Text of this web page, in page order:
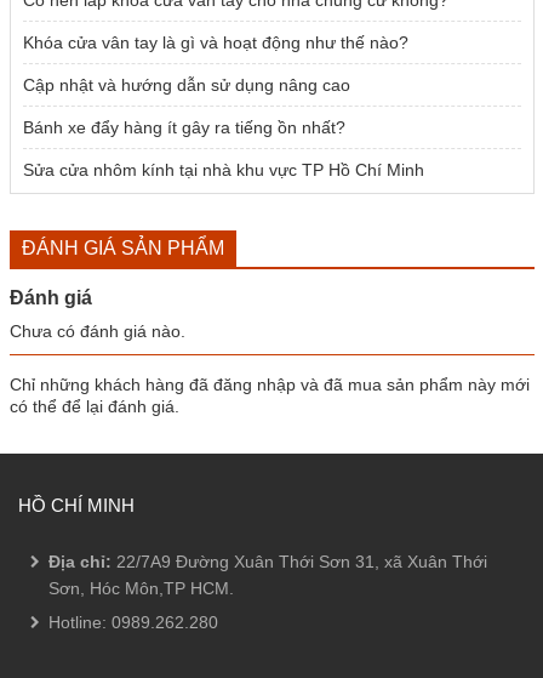
Khóa cửa vân tay là gì và hoạt động như thế nào?
Cập nhật và hướng dẫn sử dụng nâng cao
Bánh xe đẩy hàng ít gây ra tiếng ồn nhất?
Sửa cửa nhôm kính tại nhà khu vực TP Hồ Chí Minh
ĐÁNH GIÁ SẢN PHẨM
Đánh giá
Chưa có đánh giá nào.
Chỉ những khách hàng đã đăng nhập và đã mua sản phẩm này mới
có thể để lại đánh giá.
HỒ CHÍ MINH
Địa chỉ: 22/7A9 Đường Xuân Thới Sơn 31, xã Xuân Thới
Sơn, Hóc Môn,TP HCM.
Hotline: 0989.262.280